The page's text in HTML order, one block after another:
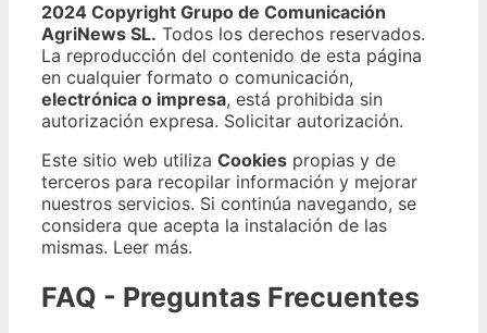
2024 Copyright Grupo de Comunicación
AgriNews SL. Todos los derechos reservados.
La reproducción del contenido de esta página
en cualquier formato o comunicación,
electrónica o impresa, está prohibida sin
autorización expresa. Solicitar autorización.
Este sitio web utiliza Cookies propias y de
terceros para recopilar información y mejorar
nuestros servicios. Si continúa navegando, se
considera que acepta la instalación de las
mismas. Leer más.
FAQ - Preguntas Frecuentes